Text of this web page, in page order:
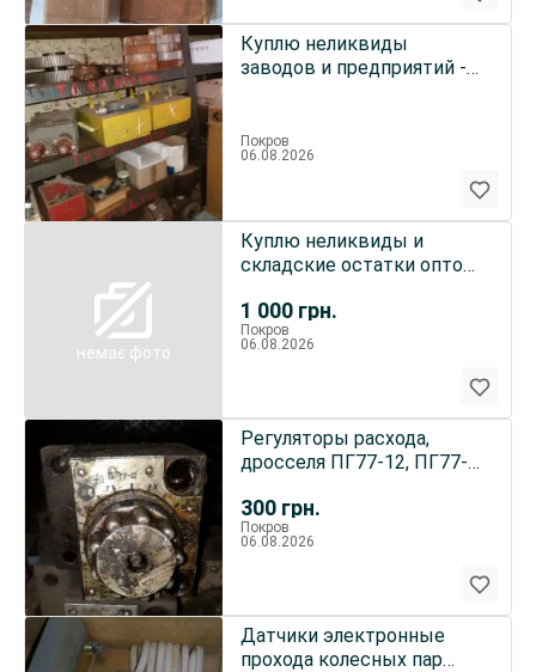
Куплю неликвиды
заводов и предприятий -
Покров
06.08.2026
немає фото
1 000 грн.
Куплю неликвиды и
складские остатки оптом
промышленных пре
Покров
06.08.2026
300 грн.
Регуляторы расхода,
дросселя ПГ77-12, ПГ77-
Покров
06.08.2026
Датчики электронные
прохода колесных пар